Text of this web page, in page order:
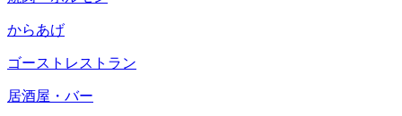
からあげ
ゴーストレストラン
居酒屋・バー